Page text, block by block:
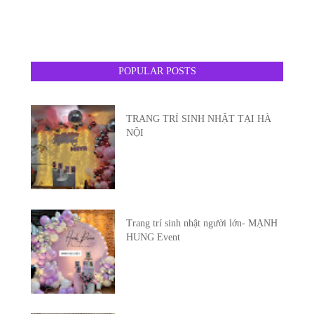
POPULAR POSTS
TRANG TRÍ SINH NHẬT TẠI HÀ
NỘI
Trang trí sinh nhật người lớn- MẠNH
HUNG Event